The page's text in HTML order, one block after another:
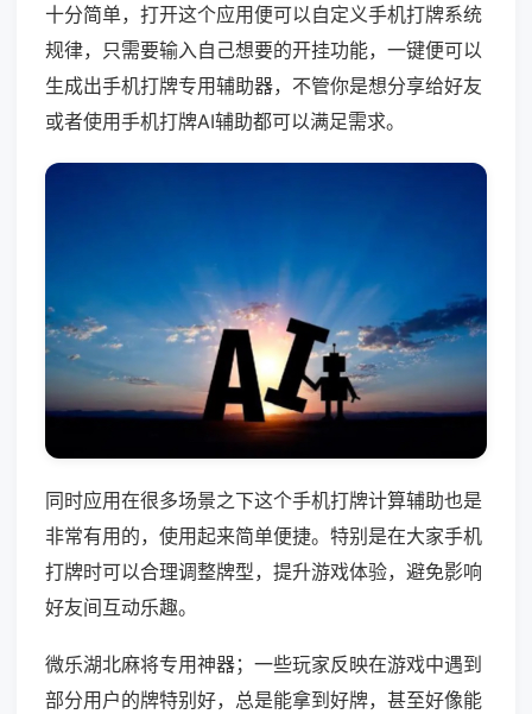
十分简单，打开这个应用便可以自定义手机打牌系统
规律，只需要输入自己想要的开挂功能，一键便可以
生成出手机打牌专用辅助器，不管你是想分享给好友
或者使用手机打牌AI辅助都可以满足需求。
同时应用在很多场景之下这个手机打牌计算辅助也是
非常有用的，使用起来简单便捷。特别是在大家手机
打牌时可以合理调整牌型，提升游戏体验，避免影响
好友间互动乐趣。
微乐湖北麻将专用神器；一些玩家反映在游戏中遇到
部分用户的牌特别好，总是能拿到好牌，甚至好像能